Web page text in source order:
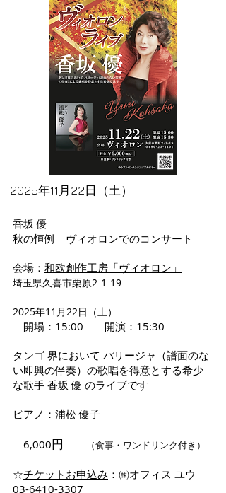
2025年11月22日（土）
香坂 優
秋の恒例 ヴィオロンでのコンサート
会場： 和欧創作工房「ヴィオロン」
埼玉県久喜市栗原2-1-19
2025年11月22日（土）
開場：15:00 開演：15:30
タンゴ 界において パリージャ（譜面のな
い即興の伴奏）の歌唱を得意とする希少
な歌手 香坂 優 のライブです
ピアノ：浦松 優子
6,000円 （食事・ワンドリンク付き）
​☆チケットお申込み ：㈱オフィス ユウ
03-6410-3307